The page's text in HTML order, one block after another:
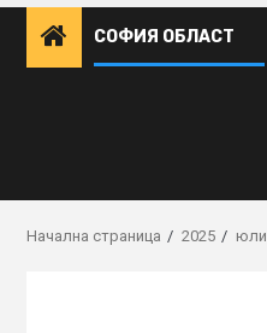
СОФИЯ ОБЛАСТ
Начална страница 2025 юли